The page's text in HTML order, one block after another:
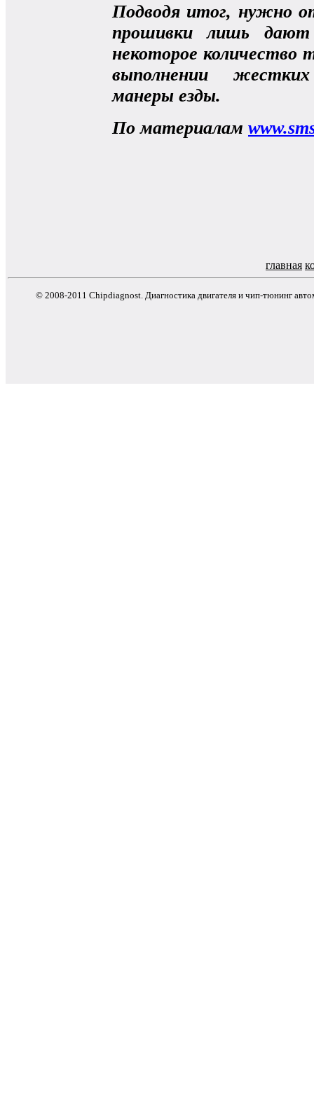
Подводя итог, нужно
прошивки лишь дают
некоторое количество
выполнении
манеры езды.
По материалам
главная
© 2008-2011 Chipdiagnost. Диагностика двигателя и чип-тюнинг